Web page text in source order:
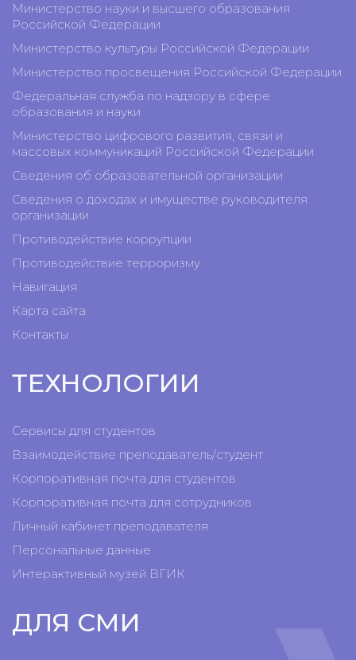
Министерство науки и высшего образования
Российской Федерации
Министерство культуры Российской Федерации
Министерство просвещения Российской Федерации
Федеральная служба по надзору в сфере
образования и науки
Министерство цифрового развития, связи и
массовых коммуникаций Российской Федерации
Сведения об образовательной организации
Сведения о доходах и имуществе руководителя
организации
Противодействие коррупции
Противодействие терроризму
Навигация
Карта сайта
Контакты
ТЕХНОЛОГИИ
Сервисы для студентов
Взаимодействие преподаватель/студент
Корпоративная почта для студентов
Корпоративная почта для сотрудников
Личный кабинет преподавателя
Персональные данные
Интерактивный музей ВГИК
ДЛЯ СМИ